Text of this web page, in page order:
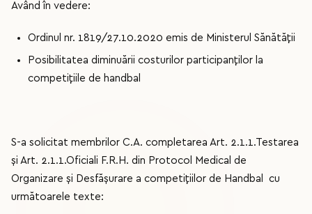
Având în vedere:
Ordinul nr. 1819/27.10.2020 emis de Ministerul Sănătății
Posibilitatea diminuării costurilor participanților la
competițiile de handbal
S-a solicitat membrilor C.A. completarea Art. 2.1.1.Testarea
și Art. 2.1.1.Oficiali F.R.H. din Protocol Medical de
Organizare și Desfășurare a competițiilor de Handbal cu
următoarele texte: